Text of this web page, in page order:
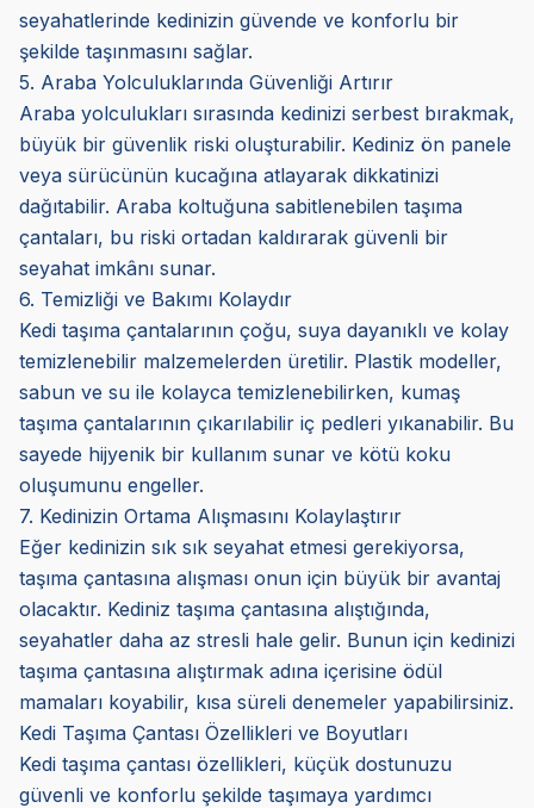
seyahatlerinde kedinizin güvende ve konforlu bir
şekilde taşınmasını sağlar.
5. Araba Yolculuklarında Güvenliği Artırır
Araba yolculukları sırasında kedinizi serbest bırakmak,
büyük bir güvenlik riski oluşturabilir. Kediniz ön panele
veya sürücünün kucağına atlayarak dikkatinizi
dağıtabilir. Araba koltuğuna sabitlenebilen taşıma
çantaları, bu riski ortadan kaldırarak güvenli bir
seyahat imkânı sunar.
6. Temizliği ve Bakımı Kolaydır
Kedi taşıma çantalarının çoğu, suya dayanıklı ve kolay
temizlenebilir malzemelerden üretilir. Plastik modeller,
sabun ve su ile kolayca temizlenebilirken, kumaş
taşıma çantalarının çıkarılabilir iç pedleri yıkanabilir. Bu
sayede hijyenik bir kullanım sunar ve kötü koku
oluşumunu engeller.
7. Kedinizin Ortama Alışmasını Kolaylaştırır
Eğer kedinizin sık sık seyahat etmesi gerekiyorsa,
taşıma çantasına alışması onun için büyük bir avantaj
olacaktır. Kediniz taşıma çantasına alıştığında,
seyahatler daha az stresli hale gelir. Bunun için kedinizi
taşıma çantasına alıştırmak adına içerisine ödül
mamaları koyabilir, kısa süreli denemeler yapabilirsiniz.
Kedi Taşıma Çantası Özellikleri ve Boyutları
Kedi taşıma çantası özellikleri, küçük dostunuzu
güvenli ve konforlu şekilde taşımaya yardımcı